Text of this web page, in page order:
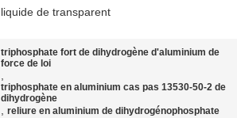
liquide de transparent
triphosphate fort de dihydrogène d'aluminium de
force de loi
,
triphosphate en aluminium cas pas 13530-50-2 de
dihydrogène
,reliure en aluminium de dihydrogénophosphate